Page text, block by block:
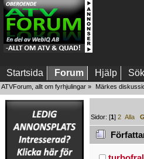
Startsida Forum Hjälp Sök
ATVForum, allt om fyrhjulingar » Märkes
Sidor: [1]2 Alla